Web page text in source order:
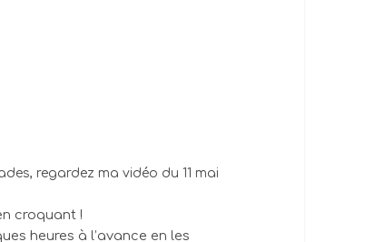
regardez ma vidéo du 11 mai
croquant !
heures à l’avance en les